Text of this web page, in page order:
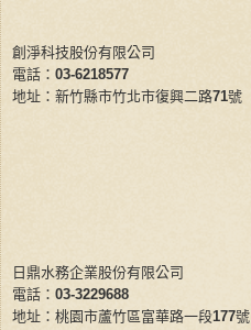
創淨科技股份有限公司
電話： 03-6218577
地址：新竹縣市竹北市復興二路71號
日鼎水務企業股份有限公司
電話： 03-3229688
地址：桃園市蘆竹區富華路一段177號